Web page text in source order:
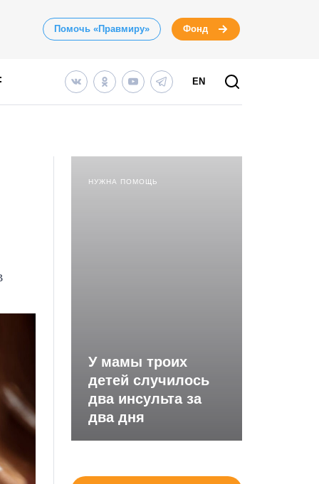
Помочь «Правмиру» Фонд
EN
НУЖНА ПОМОЩЬ
У мамы троих
детей случилось
два инсульта за
два дня